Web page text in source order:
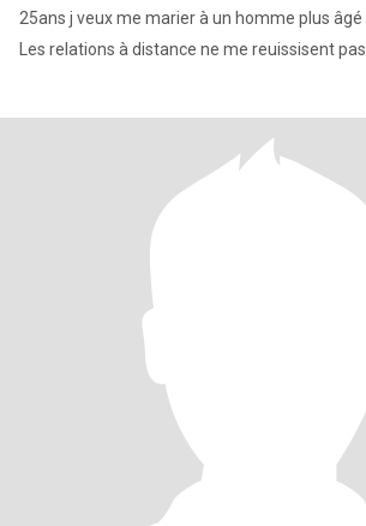
25ans j veux me marier à un homme plus âgé
Les relations à distance ne me reuissisent pas